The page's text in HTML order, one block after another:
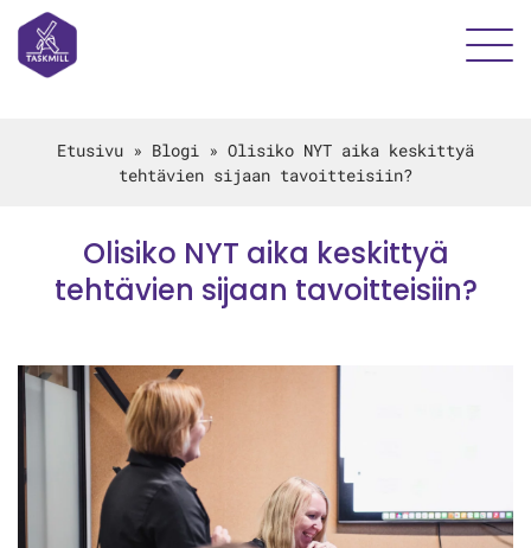
Etusivu » Blogi » Olisiko NYT aika keskittyä
tehtävien sijaan tavoitteisiin?
Olisiko NYT aika keskittyä
tehtävien sijaan tavoitteisiin?